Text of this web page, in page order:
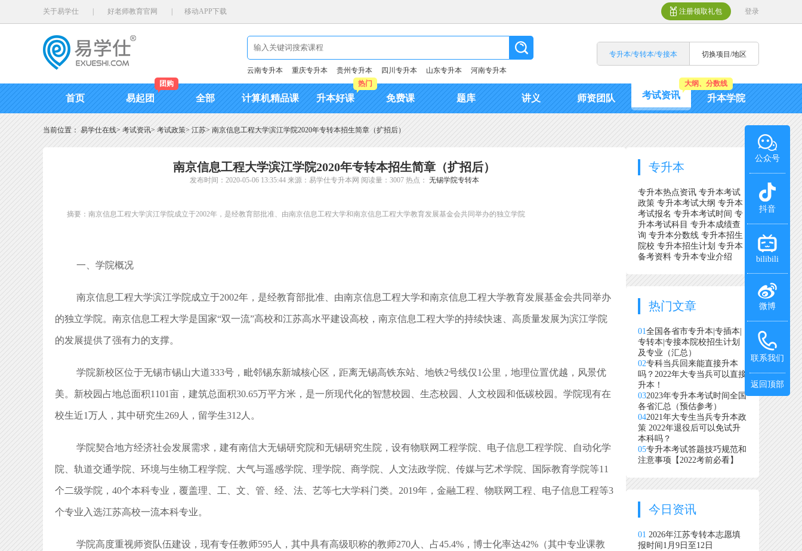
关于易学仕 好老师教育官网 移动APP下载 注册领取礼包 登录
云南专升本 重庆专升本 贵州专升本 四川专升本 山东专升本 河南专升本
专升本/专转本/专接本 切换项目/地区
首页 易起团
团购
全部 计算机精品课 升本好课
热门
免费课 题库 讲义 师资团队 考试资讯
大纲、分数线
升本学院
当前位置： 易学仕在线> 考试资讯> 考试政策> 江苏> 南京信息工程大学滨江学院2020年专转本招生简章（扩招后）
南京信息工程大学滨江学院2020年专转本招生简章（扩招后）
发布时间：2020-05-06 13:35:44 来源：易学仕专升本网 阅读量：3007 热点： 无锡学院专转本
摘要：南京信息工程大学滨江学院成立于2002年，是经教育部批准、由南京信息工程大学和南京信息工程大学教育发展基金会共同举办的独立学院
一、学院概况
南京信息工程大学滨江学院成立于2002年，是经教育部批准、由南京信息工程大学和南京信息工程大学教育发展基金会共同举办
的独立学院。南京信息工程大学是国家“双一流”高校和江苏高水平建设高校，南京信息工程大学的持续快速、高质量发展为滨江学院
的发展提供了强有力的支撑。
学院新校区位于无锡市锡山大道333号，毗邻锡东新城核心区，距离无锡高铁东站、地铁2号线仅1公里，地理位置优越，风景优
美。新校园占地总面积1101亩，建筑总面积30.65万平方米，是一所现代化的智慧校园、生态校园、人文校园和低碳校园。学院现有在
校生近1万人，其中研究生269人，留学生312人。
学院契合地方经济社会发展需求，建有南信大无锡研究院和无锡研究生院，设有物联网工程学院、电子信息工程学院、自动化学
院、轨道交通学院、环境与生物工程学院、大气与遥感学院、理学院、商学院、人文法政学院、传媒与艺术学院、国际教育学院等11
个二级学院，40个本科专业，覆盖理、工、文、管、经、法、艺等七大学科门类。2019年，金融工程、物联网工程、电子信息工程等3
个专业入选江苏高校一流本科专业。
学院高度重视师资队伍建设，现有专任教师595人，其中具有高级职称的教师270人、占45.4%，博士化率达42%（其中专业课教
专升本
专升本热点资讯 专升本考试
政策 专升本考试大纲 专升本
考试报名 专升本考试时间 专
升本考试科目 专升本成绩查
询 专升本分数线 专升本招生
院校 专升本招生计划 专升本
备考资料 专升本专业介绍
热门文章
01全国各省市专升本|专插本|
专转本|专接本院校招生计划
及专业（汇总）
02专科当兵回来能直接升本
吗？2022年大专当兵可以直接
升本！
032023年专升本考试时间全国
各省汇总（预估参考）
042021年大专生当兵专升本政
策 2022年退役后可以免试升
本科吗？
05专升本考试答题技巧规范和
注意事项【2022考前必看】
今日资讯
01 2026年江苏专转本志愿填
报时间1月9日至12日
公众号
抖音
bilibili
微博
联系我们
返回顶部